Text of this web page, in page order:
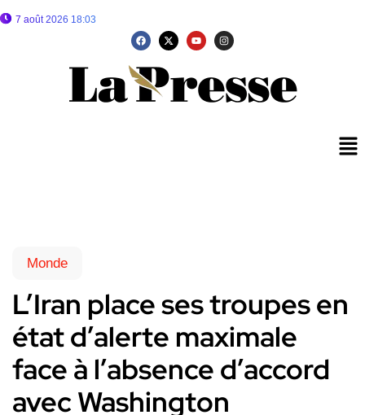
7 août 2026 18:03
Monde
L’Iran place ses troupes en
état d’alerte maximale
face à l’absence d’accord
avec Washington